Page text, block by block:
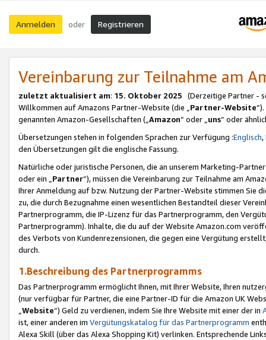
Anmelden oder Registrieren
Vereinbarung zur Teilnahme am
zuletzt aktualisiert am: 15. Oktober 2025 (Derzeitige Partner -
Willkommen auf Amazons Partner-Website (die „Partner-Website
genannten Amazon-Gesellschaften („Amazon“ oder „uns“ oder
Übersetzungen stehen in folgenden Sprachen zur Verfügung :Englisch,
den Übersetzungen gilt die englische Fassung.
Natürliche oder juristische Personen, die an unserem Marketing-
oder ein „Partner“), müssen die Vereinbarung zur Teilnahme am
Ihrer Anmeldung auf bzw. Nutzung der Partner-Website stimmen Sie
zu, die durch Bezugnahme einen wesentlichen Bestandteil dieser
Partnerprogramm, die IP-Lizenz für das Partnerprogramm, den
Partnerprogramm). Inhalte, die du auf der Website Amazon.com
des Verbots von Kundenrezensionen, die gegen eine Vergütung
durch.
1.Beschreibung des Partnerprogramms
Das Partnerprogramm ermöglicht Ihnen, mit Ihrer Website, Ihren
(nur verfügbar für Partner, die eine Partner-ID für die Amazon UK
Website“) Geld zu verdienen, indem Sie Ihre Website mit einer der in
ist, einer anderen im Vergütungskatalog für das Partnerprogramm
Alexa Skill (über das Alexa Shopping Kit) verlinken. Entsprechende